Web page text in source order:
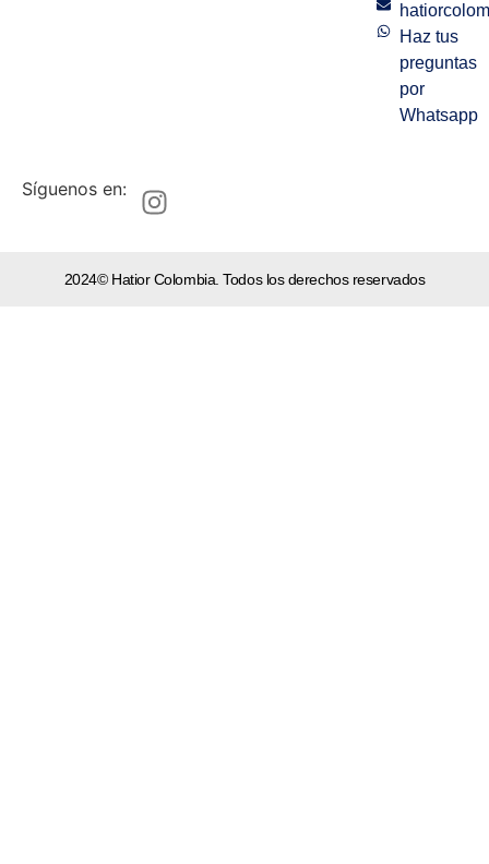
Haz tus
preguntas
por
Whatsapp
Síguenos en:
2024© Hatior Colombia. Todos los derechos reservados